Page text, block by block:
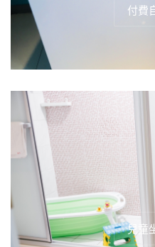
付費
兒童